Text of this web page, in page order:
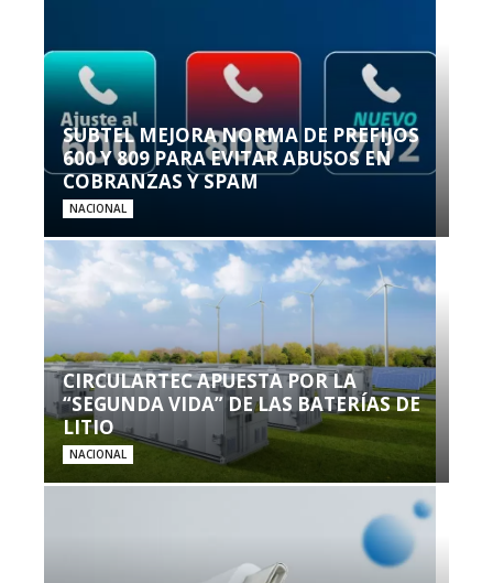
SUBTEL MEJORA NORMA DE PREFIJOS
600 Y 809 PARA EVITAR ABUSOS EN
COBRANZAS Y SPAM
NACIONAL
CIRCULARTEC APUESTA POR LA
“SEGUNDA VIDA” DE LAS BATERÍAS DE
LITIO
NACIONAL